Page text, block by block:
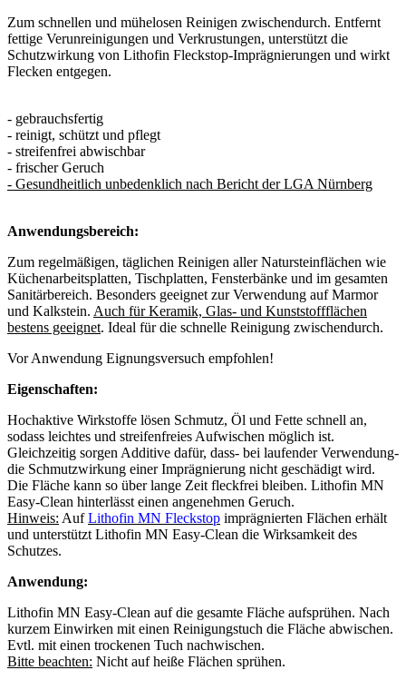
Zum schnellen und mühelosen Reinigen zwischendurch. Entfernt
fettige Verunreinigungen und Verkrustungen, unterstützt die
Schutzwirkung von Lithofin Fleckstop-Imprägnierungen und wirkt
Flecken entgegen.
- gebrauchsfertig
- reinigt, schützt und pflegt
- streifenfrei abwischbar
- frischer Geruch
- Gesundheitlich unbedenklich nach Bericht der LGA Nürnberg
Anwendungsbereich:
Zum regelmäßigen, täglichen Reinigen aller Natursteinflächen wie
Küchenarbeitsplatten, Tischplatten, Fensterbänke und im gesamten
Sanitärbereich. Besonders geeignet zur Verwendung auf Marmor
und Kalkstein. Auch für Keramik, Glas- und Kunststoffflächen
bestens geeignet. Ideal für die schnelle Reinigung zwischendurch.
Vor Anwendung Eignungsversuch empfohlen!
Eigenschaften:
Hochaktive Wirkstoffe lösen Schmutz, Öl und Fette schnell an,
sodass leichtes und streifenfreies Aufwischen möglich ist.
Gleichzeitig sorgen Additive dafür, dass- bei laufender Verwendung-
die Schmutzwirkung einer Imprägnierung nicht geschädigt wird.
Die Fläche kann so über lange Zeit fleckfrei bleiben. Lithofin MN
Easy-Clean hinterlässt einen angenehmen Geruch.
Hinweis: AufLithofin MN Fleckstop imprägnierten Flächen erhält
und unterstützt Lithofin MN Easy-Clean die Wirksamkeit des
Schutzes.
Anwendung:
Lithofin MN Easy-Clean auf die gesamte Fläche aufsprühen. Nach
kurzem Einwirken mit einen Reinigungstuch die Fläche abwischen.
Evtl. mit einen trockenen Tuch nachwischen.
Bitte beachten: Nicht auf heiße Flächen sprühen.